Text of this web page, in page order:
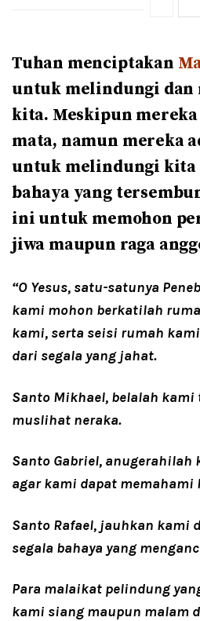
Tuhan menciptakan
untuk melindungi dan
kita. Meskipun
mata, namun mereka
untuk melindungi kita
bahaya yang
ini untuk memohon
jiwa maupun raga
“O Yesus, satu-satunya
kami mohon berkatilah
kami, serta seisi rumah
dari segala yang jahat.
Santo Mikhael, belalah kami
muslihat neraka.
Santo Gabriel,
agar kami dapat memahami
Santo Rafael, jauhkan kami
segala bahaya yang
Para malaikat pelindung
kami siang maupun malam